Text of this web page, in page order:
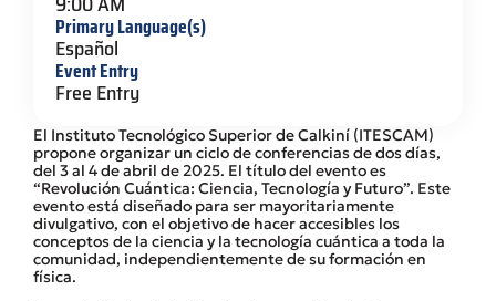
El Instituto Tecnológico Superior de Calkiní (ITESCAM)
propone organizar un ciclo de conferencias de dos días,
del 3 al 4 de abril de 2025. El título del evento es
“Revolución Cuántica: Ciencia, Tecnología y Futuro”. Este
evento está diseñado para ser mayoritariamente
divulgativo, con el objetivo de hacer accesibles los
conceptos de la ciencia y la tecnología cuántica a toda la
comunidad, independientemente de su formación en
física.
Primary Language(s)
Español
Event Entry
Free Entry